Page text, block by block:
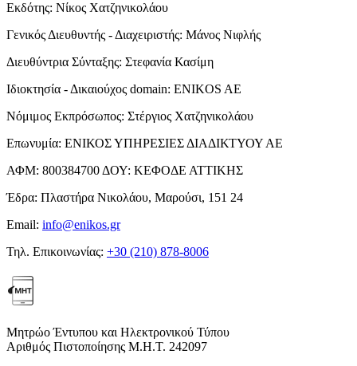
Εκδότης: Νίκος Χατζηνικολάου
Γενικός Διευθυντής - Διαχειριστής: Μάνος Νιφλής
Διευθύντρια Σύνταξης: Στεφανία Κασίμη
Ιδιοκτησία - Δικαιούχος domain: ENIKOS AE
Νόμιμος Εκπρόσωπος: Στέργιος Χατζηνικολάου
Επωνυμία: ΕΝΙΚΟΣ ΥΠΗΡΕΣΙΕΣ ΔΙΑΔΙΚΤΥΟΥ ΑΕ
ΑΦΜ: 800384700 ΔΟΥ: ΚΕΦΟΔΕ ΑΤΤΙΚΗΣ
Έδρα: Πλαστήρα Νικολάου, Μαρούσι, 151 24
Email: info@enikos.gr
Τηλ. Επικοινωνίας: +30 (210) 878-8006
Μητρώο Έντυπου και Ηλεκτρονικού Τύπου
Αριθμός Πιστοποίησης Μ.Η.Τ. 242097